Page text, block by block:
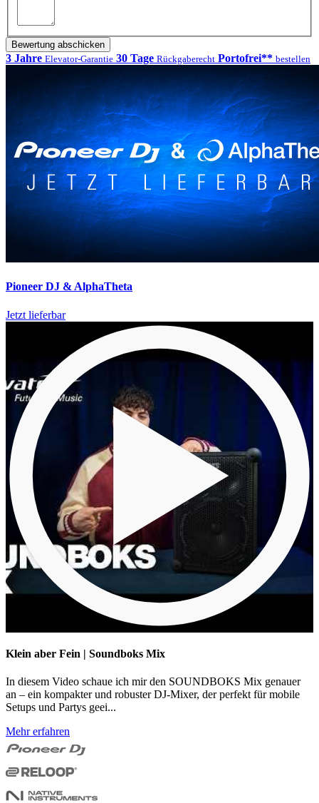
Bewertung abschicken
3 Jahre Elevator-Garantie 30 Tage Rückgaberecht Portofrei** bestellen
Pioneer DJ & AlphaTheta
Jetzt lieferbar
Klein aber Fein | Soundboks Mix
In diesem Video schaue ich mir den SOUNDBOKS Mix genauer
an – ein kompakter und robuster DJ-Mixer, der perfekt für mobile
Setups und Partys geei...
Mehr erfahren